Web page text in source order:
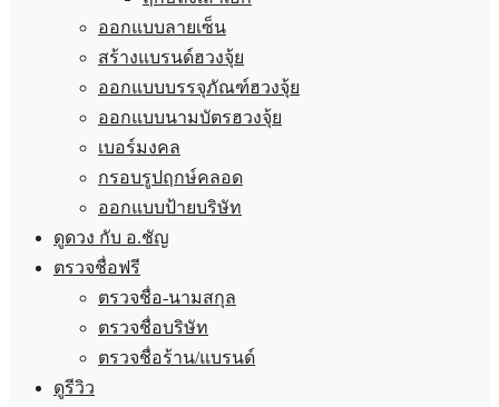
ออกแบบลายเซ็น
สร้างแบรนด์ฮวงจุ้ย
ออกแบบบรรจุภัณฑ์ฮวงจุ้ย
ออกแบบนามบัตรฮวงจุ้ย
เบอร์มงคล
กรอบรูปฤกษ์คลอด
ออกแบบป้ายบริษัท
ดูดวง กับ อ.ชัญ
ตรวจชื่อฟรี
ตรวจชื่อ-นามสกุล
ตรวจชื่อบริษัท
ตรวจชื่อร้าน/แบรนด์
ดูรีวิว